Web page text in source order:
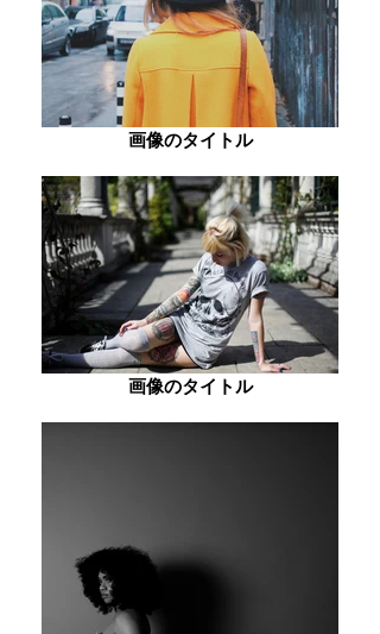
画像のタイトル
画像のタイトル